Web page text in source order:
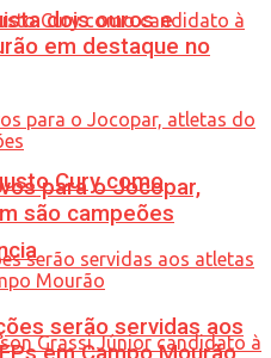
Cury como
dois ouros e
em destaque no
para o Jocopar,
são campeões
serão servidas aos